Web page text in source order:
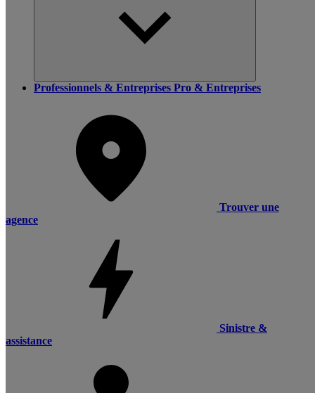
Professionnels & Entreprises Pro & Entreprises
Trouver une
agence
Sinistre &
assistance